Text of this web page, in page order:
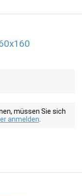
müssen Sie sich
anmelden